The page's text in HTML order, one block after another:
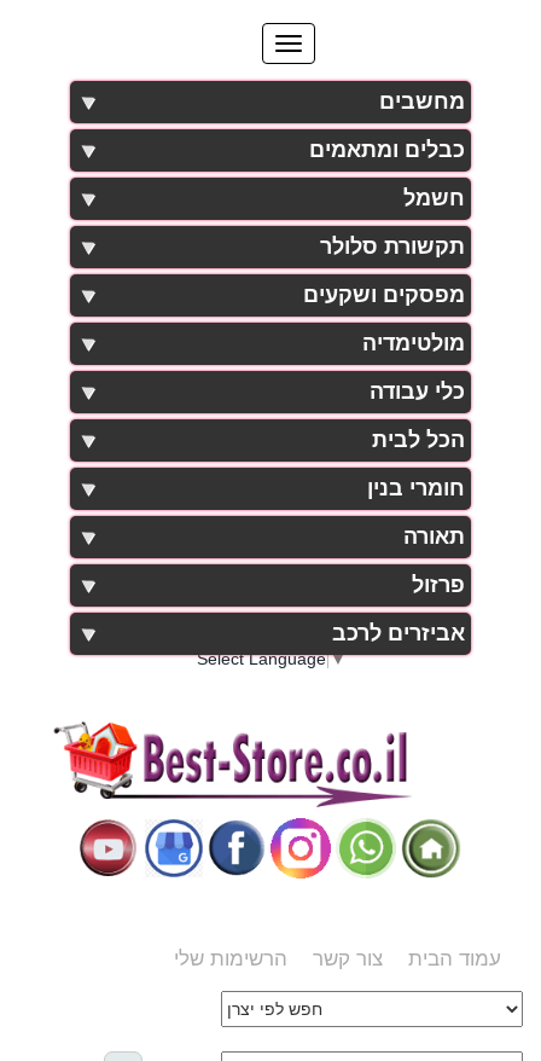
מחשבים
כבלים ומתאמים
חשמל
תקשורת סלולר
מפסקים ושקעים
מולטימדיה
כלי עבודה
הכל לבית
חומרי בנין
תאורה
פרזול
אביזרים לרכב
Select Language▼
הרשימות שלי עמוד הבית צור קשר